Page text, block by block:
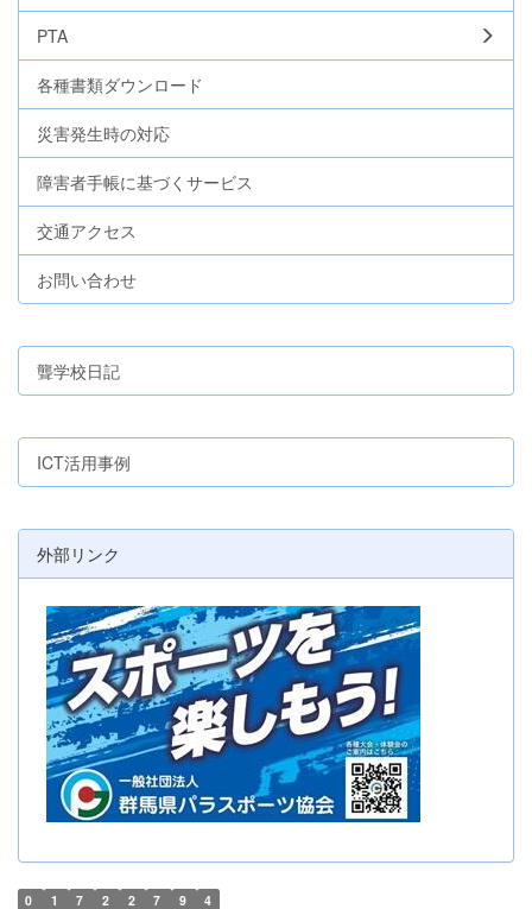
PTA
各種書類ダウンロード
災害発生時の対応
障害者手帳に基づくサービス
交通アクセス
お問い合わせ
聾学校日記
ICT活用事例
外部リンク
0 1 7 2 2 7 9 4